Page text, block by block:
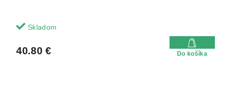
Skladom
40.80 € Do košíka